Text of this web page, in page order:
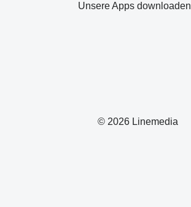
© 2026 Linemedia
Unsere Apps downloaden